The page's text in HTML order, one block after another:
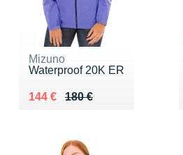
Mizuno
Waterproof 20K ER
180 €
Au lieu de 180 €
144 €
Vendu 144 €